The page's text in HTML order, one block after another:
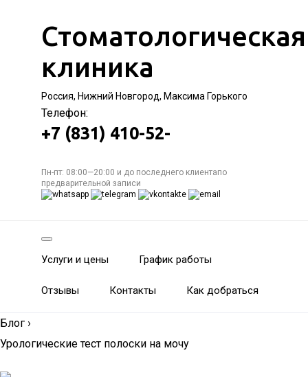
Стоматологическая
клиника
Россия, Нижний Новгород, Максима Горького
Телефон:
+7 (831) 410-52-
Пн-пт: 08:00—20:00 и до последнего клиентапо
предварительной записи
Услуги и цены График работы
Отзывы Контакты Как добраться
Блог ›
Урологические тест полоски на мочу